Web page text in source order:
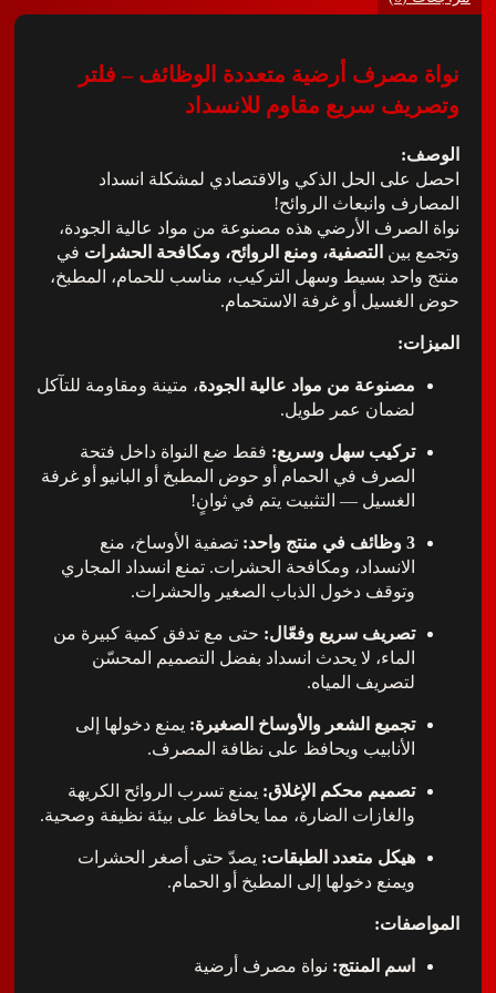
مصرف أرضية متعددة الوظائف – فلتر
سريع مقاوم للانسداد
الحل الذكي والاقتصادي لمشكلة انسداد
وانبعاث الروائح!
الأرضي هذه مصنوعة من مواد عالية الجودة،
التصفية، ومنع الروائح، ومكافحة الحشراتفي
بسيط وسهل التركيب، مناسب للحمام، المطبخ،
أو غرفة الاستحمام.
مصنوعة من مواد عالية الجودة، متينة ومقاومة للتآكل
لضمان عمر طويل.
تركيب سهل وسريع:فقط ضع النواة داخل فتحة
الصرف في الحمام أو حوض المطبخ أو البانيو أو غرفة
الغسيل — التثبيت يتم في ثوانٍ!
تصفية الأوساخ، منع
الانسداد، ومكافحة الحشرات. تمنع انسداد المجاري
وتوقف دخول الذباب الصغير والحشرات.
تصريف سريع وفعّال:حتى مع تدفق كمية كبيرة من
الماء، لا يحدث انسداد بفضل التصميم المحسّن
لتصريف المياه.
تجميع الشعر والأوساخ الصغيرة:يمنع دخولها إلى
الأنابيب ويحافظ على نظافة المصرف.
تصميم محكم الإغلاق:يمنع تسرب الروائح الكريهة
والغازات الضارة، مما يحافظ على بيئة نظيفة وصحية.
هيكل متعدد الطبقات:يصدّ حتى أصغر الحشرات
ويمنع دخولها إلى المطبخ أو الحمام.
اسم المنتج: نواة مصرف أرضية